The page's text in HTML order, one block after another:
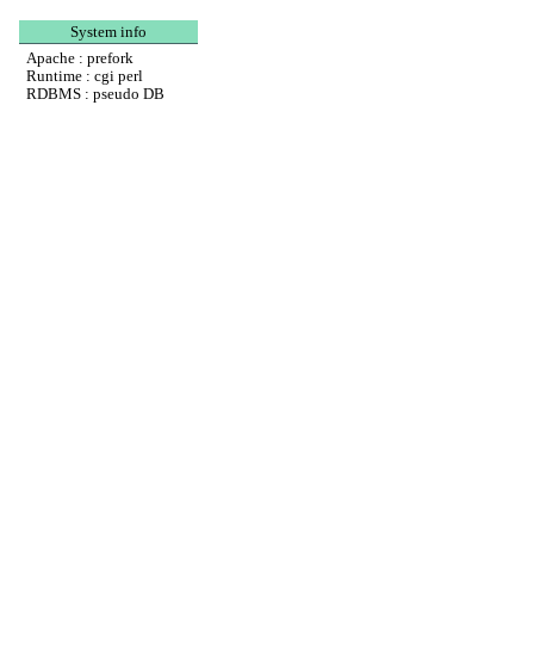
System info
Apache : prefork
Runtime : cgi perl
RDBMS : pseudo DB